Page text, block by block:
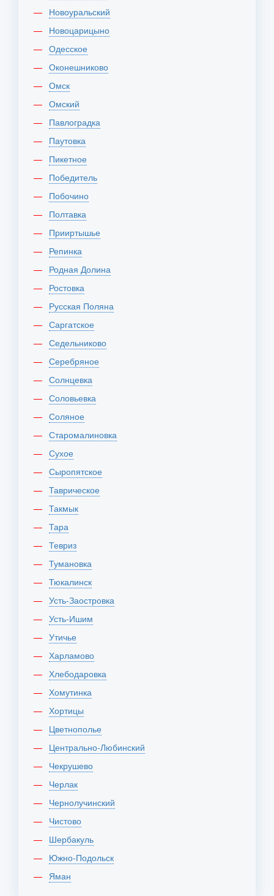
Новоуральский
Новоцарицыно
Одесское
Оконешниково
Омск
Омский
Павлоградка
Паутовка
Пикетное
Победитель
Побочино
Полтавка
Прииртышье
Репинка
Родная Долина
Ростовка
Русская Поляна
Саргатское
Седельниково
Серебряное
Солнцевка
Соловьевка
Соляное
Старомалиновка
Сухое
Сыропятское
Таврическое
Такмык
Тара
Тевриз
Тумановка
Тюкалинск
Усть-Заостровка
Усть-Ишим
Утичье
Харламово
Хлебодаровка
Хомутинка
Хортицы
Цветнополье
Центрально-Любинский
Чекрушево
Черлак
Чернолучинский
Чистово
Шербакуль
Южно-Подольск
Яман